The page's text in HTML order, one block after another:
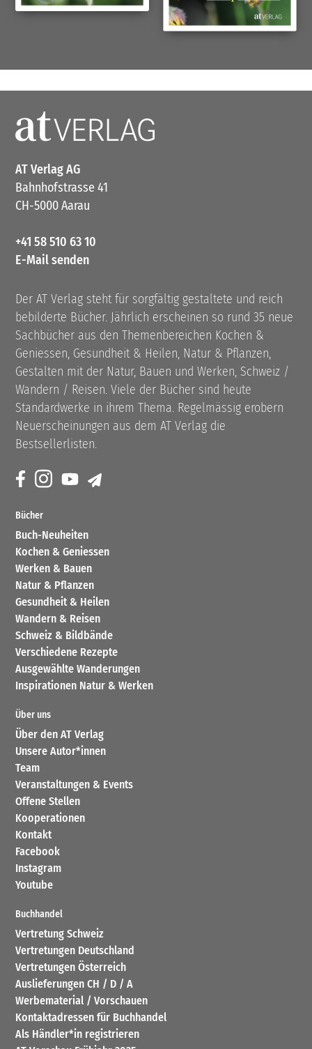
AT Verlag AG
Bahnhofstrasse 41
CH-5000 Aarau
+41 58 510 63 10
E-Mail senden
Der AT Verlag steht für sorgfältig gestaltete und reich
bebilderte Bücher. Jährlich erscheinen so rund 35 neue
Sachbücher aus den Themenbereichen Kochen &
Geniessen, Gesundheit & Heilen, Natur & Pflanzen,
Gestalten mit der Natur, Bauen und Werken, Schweiz /
Wandern / Reisen. Viele der Bücher sind heute
Standardwerke in ihrem Thema. Regelmässig erobern
Neuerscheinungen aus dem AT Verlag die
Bestsellerlisten.
Bücher
Buch-Neuheiten
Kochen & Geniessen
Werken & Bauen
Natur & Pflanzen
Gesundheit & Heilen
Wandern & Reisen
Schweiz & Bildbände
Verschiedene Rezepte
Ausgewählte Wanderungen
Inspirationen Natur & Werken
Über uns
Über den AT Verlag
Unsere Autor*innen
Team
Veranstaltungen & Events
Offene Stellen
Kooperationen
Kontakt
Facebook
Instagram
Youtube
Buchhandel
Vertretung Schweiz
Vertretungen Deutschland
Vertretungen Österreich
Auslieferungen CH / D / A
Werbematerial / Vorschauen
Kontaktadressen für Buchhandel
Als Händler*in registrieren